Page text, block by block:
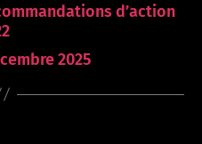
d’action
2025